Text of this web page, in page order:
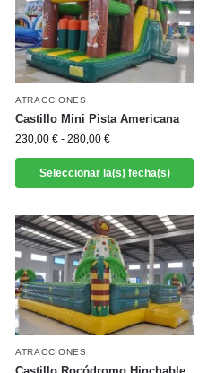
ATRACCIONES
Castillo Mini Pista Americana
230,00 € - 280,00 €
Seleccionar la(s) fecha(s)
ATRACCIONES